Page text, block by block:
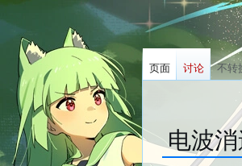
电波消
页面 讨论 不转